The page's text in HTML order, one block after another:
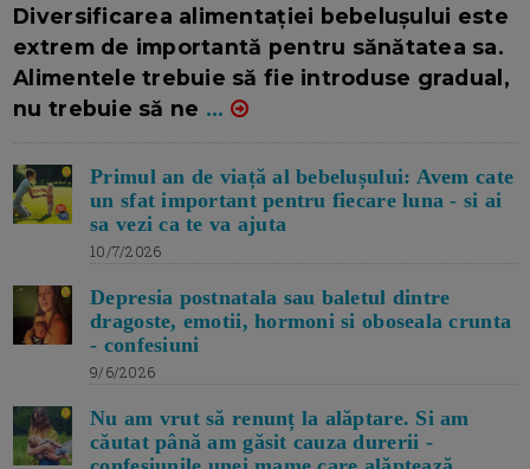
Diversificarea alimentației bebelușului este
extrem de importantă pentru sănătatea sa.
Alimentele trebuie să fie introduse gradual,
nu trebuie să ne ...
Primul an de viață al bebelușului: Avem cate
un sfat important pentru fiecare luna - si ai
sa vezi ca te va ajuta
10/7/2026
Depresia postnatala sau baletul dintre
dragoste, emotii, hormoni si oboseala crunta
- confesiuni
9/6/2026
Nu am vrut să renunț la alăptare. Si am
căutat până am găsit cauza durerii -